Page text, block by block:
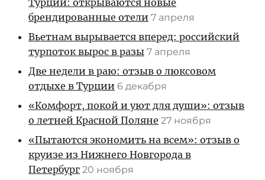
Турции: открываются новые
брендированные отели 7 апреля
Вьетнам вырывается вперед: российский
турпоток вырос в разы 7 апреля
Две недели в раю: отзыв о люксовом
отдыхе в Турции 6 декабря
«Комфорт, покой и уют для души»: отзыв
о летней Красной Поляне 27 ноября
«Пытаются экономить на всем»: отзыв о
круизе из Нижнего Новгорода в
Петербург 20 ноября